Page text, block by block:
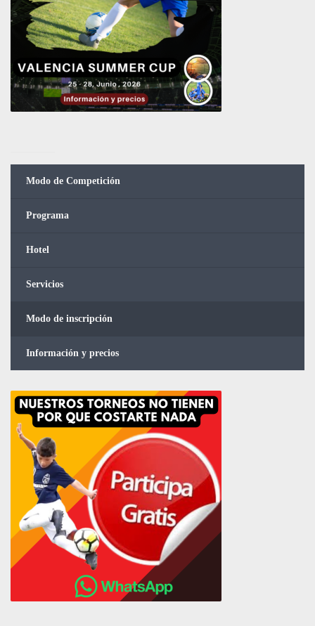
Modo de Competición
Programa
Hotel
Servicios
Modo de inscripción
Información y precios